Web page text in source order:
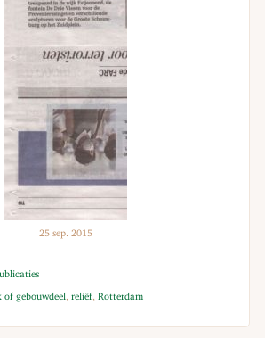
25 sep. 2015
of gebouwdeel,reliëf,Rotterdam